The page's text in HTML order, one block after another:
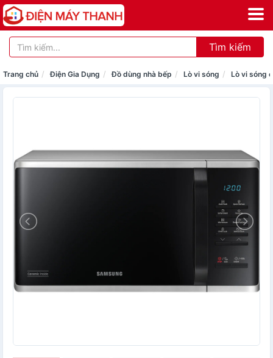
Tìm kiếm
Trang chủ Điện Gia Dụng Đồ dùng nhà bếp Lò vi sóng Lò vi sóng